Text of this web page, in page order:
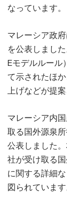
なっています。
マレーシア政
を公表しまし
Eモデルルール
て示されたほ
上げなどが提案
マレーシア内
取る国外源泉
公表しました
社が受け取る
に関する詳細
図られています